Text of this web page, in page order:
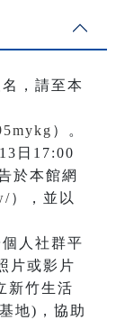
，請至本
）。
日17:00
於本館網
），並以
人社群平
片或影片
新竹生活
地)，協助